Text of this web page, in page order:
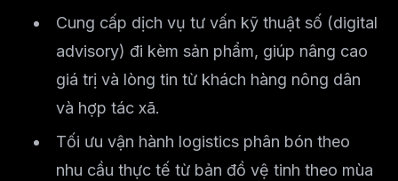
Cung cấp dịch vụ tư vấn kỹ thuật số (digital
advisory) đi kèm sản phẩm, giúp nâng cao
giá trị và lòng tin từ khách hàng nông dân
và hợp tác xã.
Tối ưu vận hành logistics phân bón theo
nhu cầu thực tế từ bản đồ vệ tinh theo mùa